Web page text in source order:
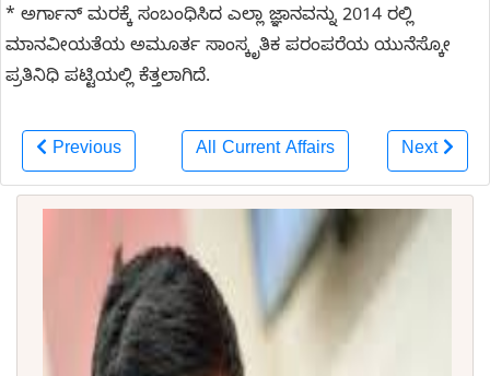
* ಅರ್ಗಾನ್ ಮರಕ್ಕೆ ಸಂಬಂಧಿಸಿದ ಎಲ್ಲಾ ಜ್ಞಾನವನ್ನು 2014 ರಲ್ಲಿ
ಮಾನವೀಯತೆಯ ಅಮೂರ್ತ ಸಾಂಸ್ಕೃತಿಕ ಪರಂಪರೆಯ ಯುನೆಸ್ಕೋ
ಪ್ರತಿನಿಧಿ ಪಟ್ಟಿಯಲ್ಲಿ ಕೆತ್ತಲಾಗಿದೆ.
Previous All Current Affairs Next